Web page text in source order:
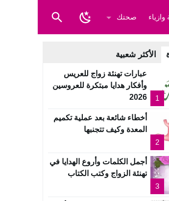
صحتك
الأكثر شعبية
1
عبارات تهنئة زواج للعريس
وأفكار هدايا مبتكرة للعروسين
2026
2
أخطاء شائعة بعد عملية تكميم
المعدة وكيف تتجنبها
3
أجمل الكلمات وأروع الهدايا في
تهنئة الزواج وكتب الكتاب